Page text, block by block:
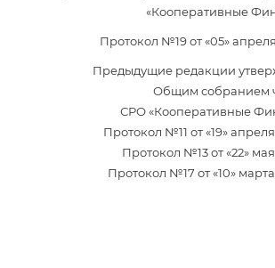
«Кооперативные
Протокол №19 от «05» апреля
Предыдущие редакции
Общим собранием
СРО «Кооперативные
Протокол №11 от «19» апреля
Протокол №13 от «22» мая
Протокол №17 от «10» марта